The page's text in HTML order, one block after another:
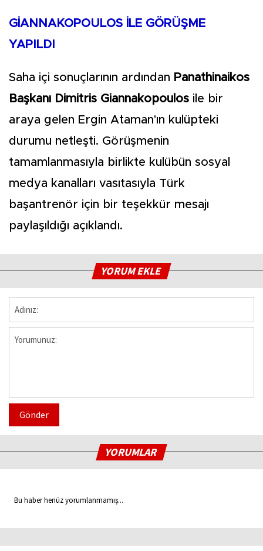
GİANNAKOPOULOS İLE GÖRÜŞME
YAPILDI
Saha içi sonuçlarının ardından Panathinaikos
Başkanı Dimitris Giannakopoulos ile bir
araya gelen Ergin Ataman'ın kulüpteki
durumu netleşti. Görüşmenin
tamamlanmasıyla birlikte kulübün sosyal
medya kanalları vasıtasıyla Türk
başantrenör için bir teşekkür mesajı
paylaşıldığı açıklandı.
YORUM EKLE
Gönder
YORUMLAR
Bu haber henüz yorumlanmamış...